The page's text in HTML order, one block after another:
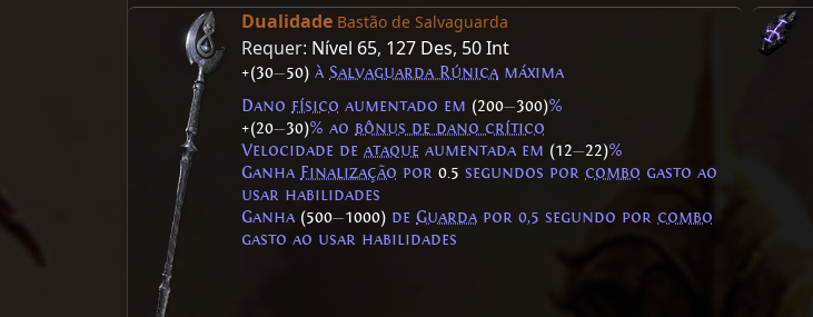
Dualidade Bastão de Salvaguarda
Requer: Nível 65, 127 Des, 50 Int
+(30—50) à Salvaguarda Rúnica máxima
Dano físico aumentado em (200—300)%
+(20—30)% ao bônus de dano crítico
Velocidade de ataque aumentada em (12—22)%
Ganha Finalização por 0.5 segundos por combo gasto ao
usar habilidades
Ganha (500—1000) de Guarda por 0,5 segundo por combo
gasto ao usar habilidades